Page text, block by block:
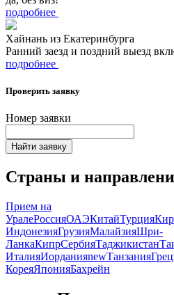
подробнее
Хайнань из Екатеринбурга
Ранний заезд и поздний выезд
подробнее
Проверить заявку
Номер заявки
Найти заявку
Страны и
Прием на
УралеРоссияОАЭКитайТурция
ИндонезияГрузияМалайзияШри-
ЛанкаКипрСербияТаджикистан
ИталияИорданияnewТанзания
КореяЯпонияБахрейн